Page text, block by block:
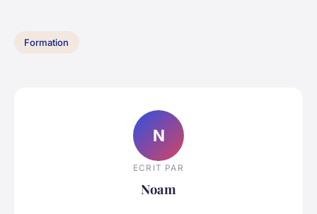
Formation
N
ECRIT PAR
Noam